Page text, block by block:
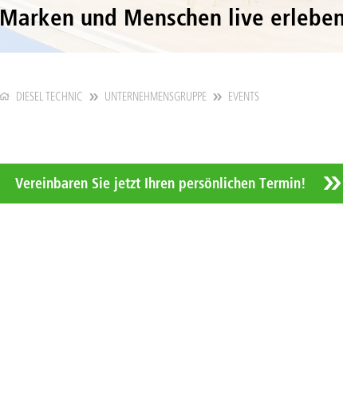
Marken und Menschen live
DIESEL TECHNIC UNTERNEHMENSGRUPPE EVENTS
Vereinbaren Sie jetzt Ihren persönlichen Termin!